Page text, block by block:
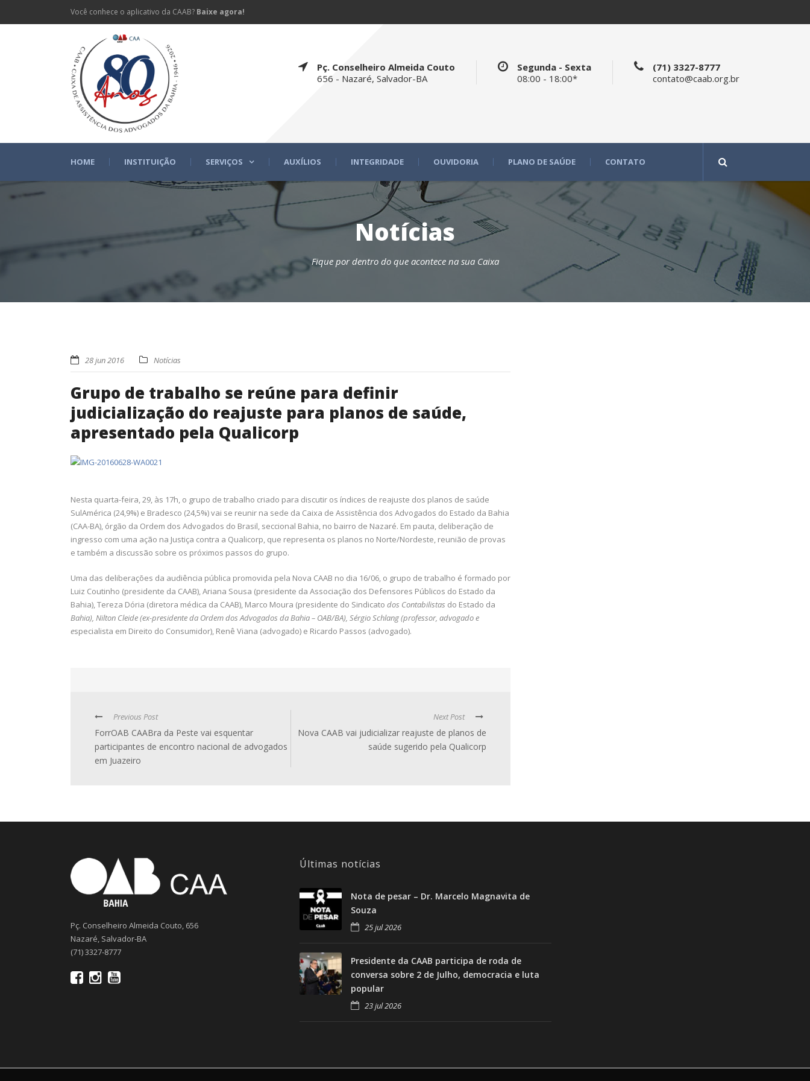
Você conhece o aplicativo da CAAB? Baixe agora!
Pç. Conselheiro Almeida Couto
656 - Nazaré, Salvador-BA
Segunda - Sexta
08:00 - 18:00*
(71) 3327-8777
contato@caab.org.br
HOME INSTITUIÇÃO SERVIÇOS AUXÍLIOS INTEGRIDADE OUVIDORIA PLANO DE SAÚDE CONTATO
Notícias
Fique por dentro do que acontece na sua Caixa
28 jun 2016 Notícias
Grupo de trabalho se reúne para definir
judicialização do reajuste para planos de saúde,
apresentado pela Qualicorp
Nesta quarta-feira, 29, às 17h, o grupo de trabalho criado para discutir os índices de reajuste dos planos de saúde
SulAmérica (24,9%) e Bradesco (24,5%) vai se reunir na sede da Caixa de Assistência dos Advogados do Estado da Bahia
(CAA-BA), órgão da Ordem dos Advogados do Brasil, seccional Bahia, no bairro de Nazaré. Em pauta, deliberação de
ingresso com uma ação na Justiça contra a Qualicorp, que representa os planos no Norte/Nordeste, reunião de provas
e também a discussão sobre os próximos passos do grupo.
Uma das deliberações da audiência pública promovida pela Nova CAAB no dia 16/06, o grupo de trabalho é formado por
Luiz Coutinho (presidente da CAAB), Ariana Sousa (presidente da Associação dos Defensores Públicos do Estado da
Bahia), Tereza Dória (diretora médica da CAAB), Marco Moura (presidente do Sindicato dos Contabilistas do Estado da
Bahia), Nilton Cleide (ex-presidente da Ordem dos Advogados da Bahia – OAB/BA), Sérgio Schlang (professor, advogado e
especialista em Direito do Consumidor), Renê Viana (advogado) e Ricardo Passos (advogado).
Previous Post
ForrOAB CAABra da Peste vai esquentar
participantes de encontro nacional de advogados
em Juazeiro
Next Post
Nova CAAB vai judicializar reajuste de planos de
saúde sugerido pela Qualicorp
Pç. Conselheiro Almeida Couto, 656
Nazaré, Salvador-BA
(71) 3327-8777
Últimas notícias
Nota de pesar – Dr. Marcelo Magnavita de
Souza
25 jul 2026
Presidente da CAAB participa de roda de
conversa sobre 2 de Julho, democracia e luta
popular
23 jul 2026